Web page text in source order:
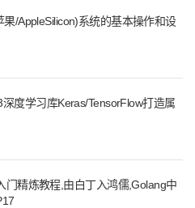
/AppleSilicon)系统的基本操作和设
度学习库Keras/TensorFlow打造属
门精炼教程,由白丁入鸿儒,Golang中